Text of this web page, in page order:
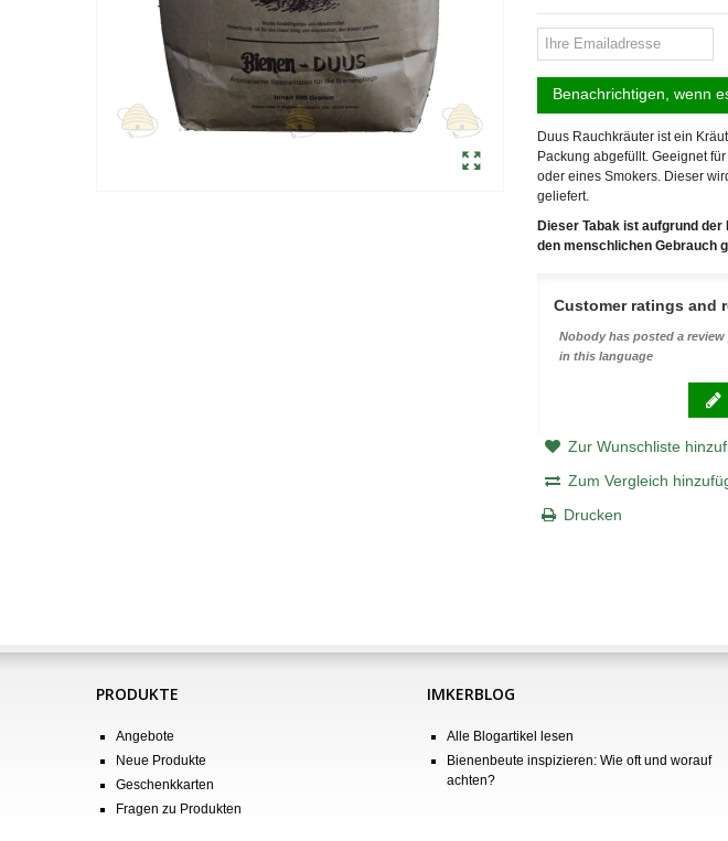
Benachrichtigen, wenn
Duus Rauchkräuter ist ein
Packung abgefüllt. Geeignet
oder eines Smokers. Dieser
geliefert.
Dieser Tabak ist aufgrund
den menschlichen Gebrauch
Customer ratings and
Nobody has posted a review
in this language
Zur Wunschliste
Zum Vergleich
Drucken
PRODUKTE
Angebote
Neue Produkte
Geschenkkarten
Fragen zu Produkten
IMKERBLOG
Alle Blogartikel lesen
Bienenbeute inspizieren: Wie oft und worauf
achten?